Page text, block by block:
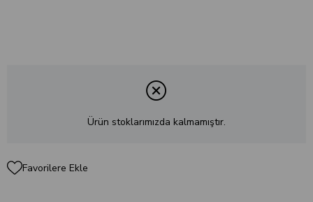
Ürün stoklarımızda kalmamıştır.
Favorilere Ekle